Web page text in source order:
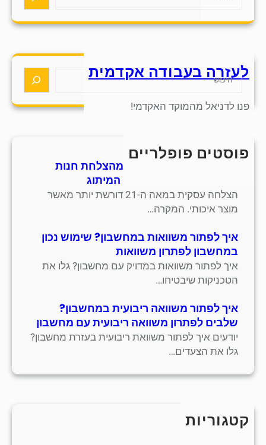
a
h
לעזרה בעבודה אקדמית
פנו לדניאל מהמוקד האקדמי!
S
a
פוסטים פופלריים
חמש אסטרטגיות למידה מהצלחת חנות
סנדלים מסורתית בתחום המיתוג
הצלחה עסקית במאה ה-21 דורשת יותר מאשר
מוצר איכותי. המקרה…
איך לפתור משוואות במחשבון? שימוש נכון
במחשבון לפתרון משוואות
איך לפתור משוואות במדויק עם מחשבון? גלו את
הטכניקות שיבטיחו…
איך לפתור משוואה ריבועית במחשבון?
שלבים לפתרון משוואה ריבועית עם מחשבון
יודעים איך לפתור משוואת ריבועית בעזרת מחשבון?
גלו את הצעדים…
קטגוריות